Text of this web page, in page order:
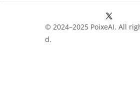
© 2024–2025 PoixeAI. All
d.